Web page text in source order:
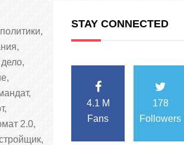
2.0,
STAY CONNECTED
4.1 M
Fans
178
Followers